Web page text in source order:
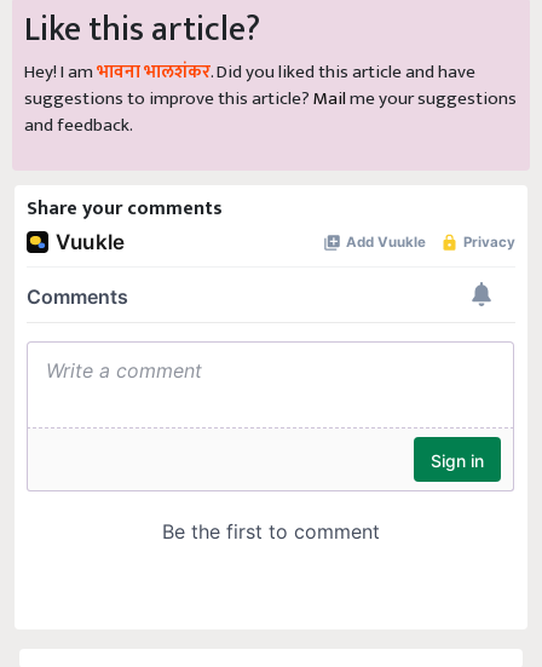
Like this article?
Hey! I amभावना भालशंकर. Did you liked this article and have
suggestions to improve this article?Mailme your suggestions
and feedback.
Share your comments